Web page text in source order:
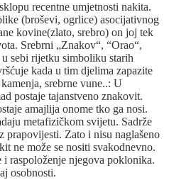
recentne umjetnosti nakita.
(broševi, ogrlice) asocijativnog
kovine(zlato, srebro) on joj tek
Srebrni „Znakov“, “Orao“,
u sebi rijetku simboliku starih
kada u tim djelima zapazite
srebrne vune..: U
postaje tajanstveno znakovit.
amajlija onome tko ga nosi.
metafizičkom svijetu. Sadrže
prapovijesti. Zato i nisu naglašeno
ne može se nositi svakodnevno.
raspoloženje njegova poklonika.
osobnosti.